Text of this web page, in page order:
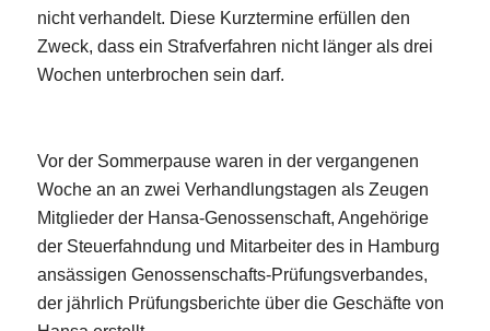
nicht verhandelt. Diese Kurztermine erfüllen den
Zweck, dass ein Strafverfahren nicht länger als drei
Wochen unterbrochen sein darf.
Vor der Sommerpause waren in der vergangenen
Woche an an zwei Verhandlungstagen als Zeugen
Mitglieder der Hansa-Genossenschaft, Angehörige
der Steuerfahndung und Mitarbeiter des in Hamburg
ansässigen Genossenschafts-Prüfungsverbandes,
der jährlich Prüfungsberichte über die Geschäfte von